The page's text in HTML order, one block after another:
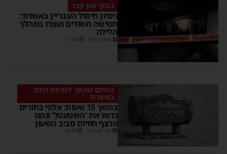
בתוך זמן קצר
ניסיון חיסול העבריין באשדוד:
חמישה חשודים נעצרו במהלך
הלילה
מנחם דויטש 07:35
המיזם שהפך לשיחת היום
באשדוד
במשך 15 שעות: אלפי בחורים
גדשו את 'השטעטל' ונהנו
מרצף חוויות סביב השעון
יוסי יחזקאלי 06:59